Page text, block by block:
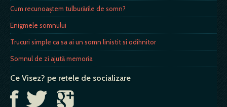
Cum recunoaştem tulburările de somn?
Enigmele somnului
Trucuri simple ca sa ai un somn linistit si odihnitor
Somnul de zi ajută memoria
Ce Visez? pe retele de socializare